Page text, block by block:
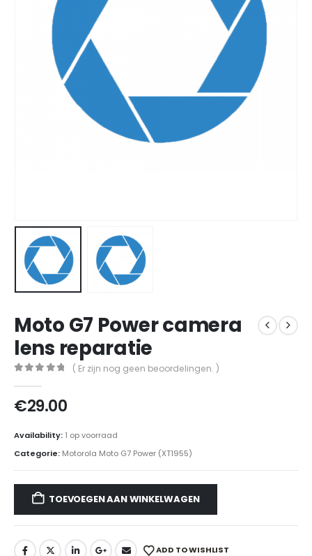
Moto G7 Power camera
lens reparatie
( Er zijn nog geen beoordelingen. )
€29.00
Availability: 1 op voorraad
Categorie: Motorola Moto G7 Power (XT1955)
TOEVOEGEN AAN WINKELWAGEN
ADD TO WISHLIST